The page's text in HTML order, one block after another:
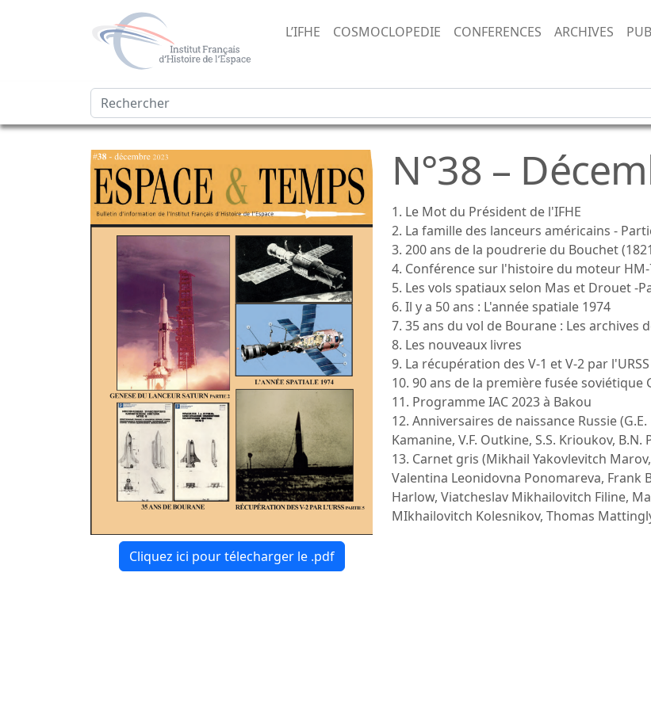
L’IFHE COSMOCLOPEDIE CONFERENCES ARCHIVES
Cliquez ici pour télecharger le .pdf
N°38 –
1. Le Mot du Président de l'IFHE
2. La famille des lanceurs américains -
3. 200 ans de la poudrerie du Bouchet
4. Conférence sur l'histoire du moteur
5. Les vols spatiaux selon Mas et Drouet -
6. Il y a 50 ans : L'année spatiale 1974
7. 35 ans du vol de Bourane : Les archives
8. Les nouveaux livres
9. La récupération des V-1 et V-2 par
10. 90 ans de la première fusée soviétique
11. Programme IAC 2023 à Bakou
12. Anniversaires de naissance Russie
Kamanine, V.F. Outkine, S.S. Krioukov, B.N.
13. Carnet gris (Mikhail Yakovlevitch
Valentina Leonidovna Ponomareva, Frank
Harlow, Viatcheslav Mikhailovitch Filine,
MIkhailovitch Kolesnikov, Thomas